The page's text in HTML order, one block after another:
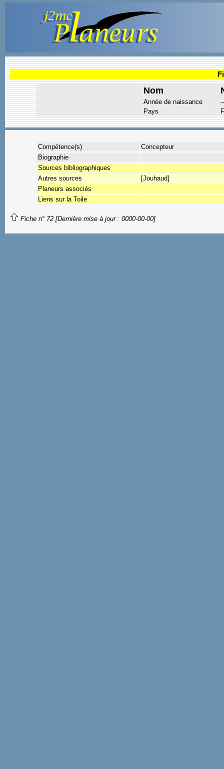
Nom
Année de naissance
--
Pays
Compétence(s)
Concepteur
Biographie
Sources bibliographiques
Autres sources
[Jouhaud]
Planeurs associés
Liens sur la Toile
Fiche n° 72 [Dernière mise à jour : 0000-00-00]